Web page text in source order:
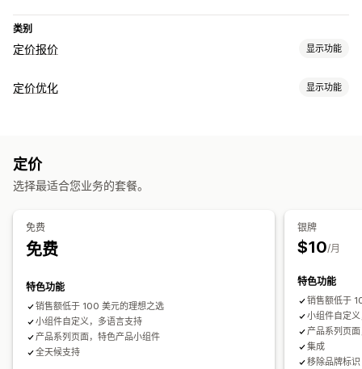
类别
定价报价 显示功能
定价规则
自定义
自定义显示
按钮 报价表单
后台提醒
电子邮件通知
定价优化 显示功能
价格匹配
定价
选择最适合您业务的套餐。
免费
免费
特色功能
销售额低于 100 美元的理想之选
小组件自定义，多语言支持
产品系列页面，特色产品小组件
全天候支持
银牌
$10/月
特色功能
销售额低于
小组件自定
产品系列页
集成
移除品牌标识